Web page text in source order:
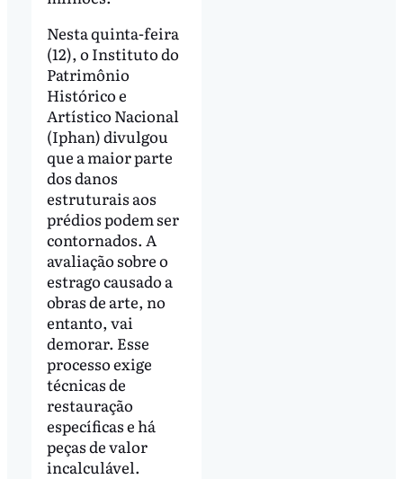
Nesta quinta-feira
(12), o Instituto do
Patrimônio
Histórico e
Artístico Nacional
(Iphan) divulgou
que a maior parte
dos danos
estruturais aos
prédios podem ser
contornados. A
avaliação sobre o
estrago causado a
obras de arte, no
entanto, vai
demorar. Esse
processo exige
técnicas de
restauração
específicas e há
peças de valor
incalculável.